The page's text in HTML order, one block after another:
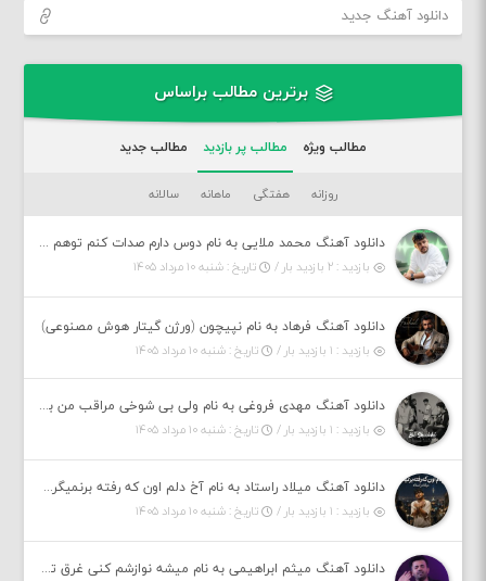
دانلود آهنگ جدید
برترین مطالب براساس
مطالب ویژه مطالب پر بازدید مطالب جدید
روزانه هفتگی ماهانه سالانه
دانلود آهنگ محمد ملایی به نام دوس دارم صدات کنم توهم بگی جونم نیمه پنهونم
بازدید : ۲ بازدید بار /
تاریخ : شنبه ۱۰ مرداد ۱۴۰۵
دانلود آهنگ فرهاد به نام نپیچون (ورژن گیتار هوش مصنوعی)
بازدید : ۱ بازدید بار /
تاریخ : شنبه ۱۰ مرداد ۱۴۰۵
دانلود آهنگ مهدی فروغی به نام ولی بی شوخی مراقب من باش
بازدید : ۱ بازدید بار /
تاریخ : شنبه ۱۰ مرداد ۱۴۰۵
دانلود آهنگ میلاد راستاد به نام آخ دلم اون که رفته برنمیگرده اون که رفته خیلی نامرده
بازدید : ۱ بازدید بار /
تاریخ : شنبه ۱۰ مرداد ۱۴۰۵
دانلود آهنگ میثم ابراهیمی به نام میشه نوازشم کنی غرق تو شم